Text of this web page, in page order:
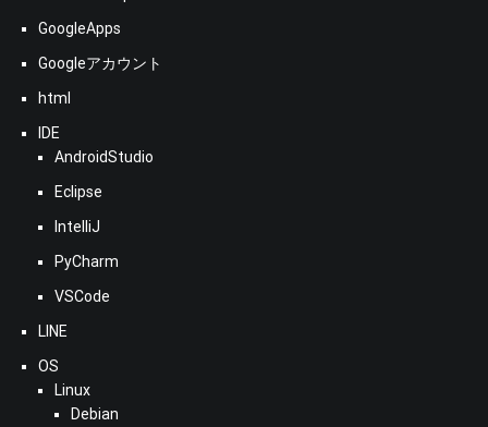
GoogleApps
Googleアカウント
html
IDE
AndroidStudio
Eclipse
IntelliJ
PyCharm
VSCode
LINE
OS
Linux
Debian